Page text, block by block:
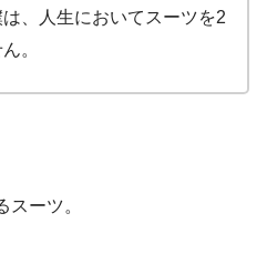
、人生においてスーツを2
。
ーツ。